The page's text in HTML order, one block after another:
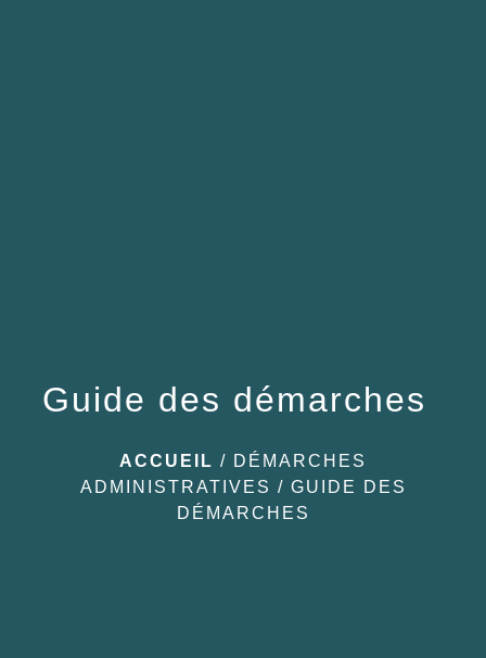
Guide des démarches
ACCUEIL / DÉMARCHES
ADMINISTRATIVES / GUIDE DES
DÉMARCHES